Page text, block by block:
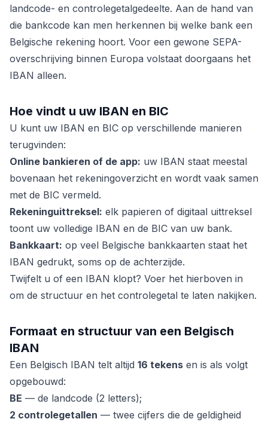
landcode- en controlegetalgedeelte. Aan de hand van
die bankcode kan men herkennen bij welke bank een
Belgische rekening hoort. Voor een gewone SEPA-
overschrijving binnen Europa volstaat doorgaans het
IBAN alleen.
Hoe vindt u uw IBAN en BIC
U kunt uw IBAN en BIC op verschillende manieren
terugvinden:
Online bankieren of de app: uw IBAN staat meestal
bovenaan het rekeningoverzicht en wordt vaak samen
met de BIC vermeld.
Rekeninguittreksel: elk papieren of digitaal uittreksel
toont uw volledige IBAN en de BIC van uw bank.
Bankkaart: op veel Belgische bankkaarten staat het
IBAN gedrukt, soms op de achterzijde.
Twijfelt u of een IBAN klopt? Voer het hierboven in
om de structuur en het controlegetal te laten nakijken.
Formaat en structuur van een Belgisch
IBAN
Een Belgisch IBAN telt altijd 16 tekens en is als volgt
opgebouwd:
BE — de landcode (2 letters);
2 controlegetallen — twee cijfers die de geldigheid